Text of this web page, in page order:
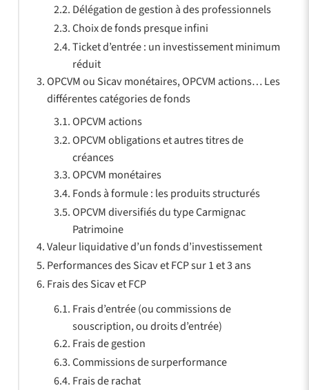
Délégation de gestion à des professionnels
Choix de fonds presque infini
Ticket d’entrée : un investissement minimum
réduit
OPCVM ou Sicav monétaires, OPCVM actions… Les
différentes catégories de fonds
OPCVM actions
OPCVM obligations et autres titres de
créances
OPCVM monétaires
Fonds à formule : les produits structurés
OPCVM diversifiés du type Carmignac
Patrimoine
Valeur liquidative d’un fonds d’investissement
Performances des Sicav et FCP sur 1 et 3 ans
Frais des Sicav et FCP
Frais d’entrée (ou commissions de
souscription, ou droits d’entrée)
Frais de gestion
Commissions de surperformance
Frais de rachat